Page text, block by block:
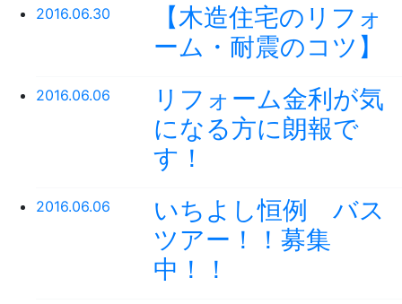
2016.06.30
【木造住宅のリフォ
ーム・耐震のコツ】
2016.06.06
リフォーム金利が気
になる方に朗報で
す！
2016.06.06
いちよし恒例 バス
ツアー！！募集
中！！